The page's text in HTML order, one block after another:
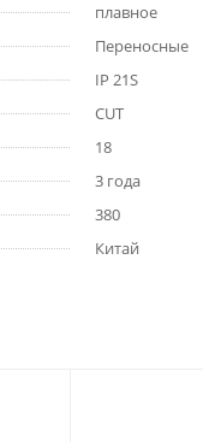
плавное
Переносные
IP 21S
CUT
18
3 года
380
Китай